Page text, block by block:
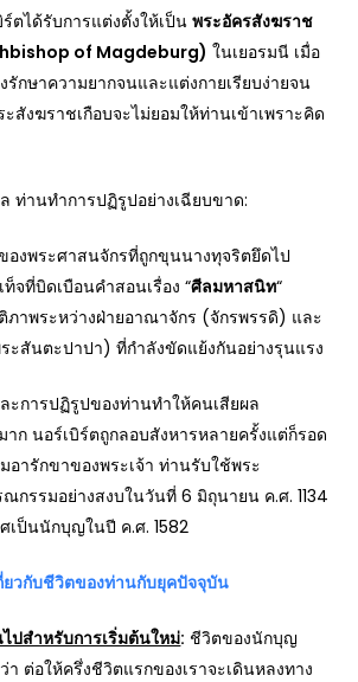
ร์ตได้รับการแต่งตั้งให้เป็นพระอัครสังฆราช
of Magdeburg) ในเยอรมนี เมื่อ
กษาความยากจนและแต่งกายเรียบง่ายจน
สังฆราชเกือบจะไม่ยอมให้ท่านเข้าเพราะคิด
ท่านทำการปฏิรูปอย่างเฉียบขาด:
องพระศาสนจักรที่ถูกขุนนางทุจริตยึดไป
จที่บิดเบือนคำสอนเรื่อง “ศีลมหาสนิท“
ภาพระหว่างฝ่ายอาณาจักร (จักรพรรดิ) และ
ะสันตะปาปา) ที่กำลังขัดแย้งกันอย่างรุนแรง
ะการปฏิรูปของท่านทำให้คนเสียผล
ก นอร์เบิร์ตถูกลอบสังหารหลายครั้งแต่ก็รอด
อารักขาของพระเจ้า ท่านรับใช้พระ
กรรมอย่างสงบในวันที่ 6 มิถุนายน ค.ศ. 1134
เป็นนักบุญในปี ค.ศ. 1582
ยวกับชีวิตของท่านกับยุคปัจจุบัน
ปสำหรับการเริ่มต้นใหม่: ชีวิตของนักบุญ
า ต่อให้ครึ่งชีวิตแรกของเราจะเดินหลงทาง